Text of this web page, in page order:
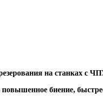
на станках с
повышенное биение,